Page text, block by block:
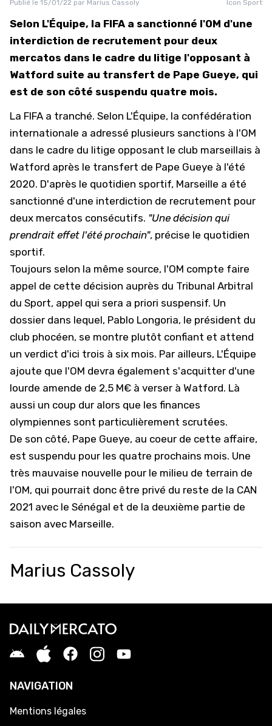
Publié le 15/01/22 par Marius Cassoly Icon Sport
Selon L'Équipe, la FIFA a sanctionné l'OM d'une
interdiction de recrutement pour deux
mercatos dans le cadre du litige l'opposant à
Watford suite au transfert de Pape Gueye, qui
est de son côté suspendu quatre mois.
La FIFA a tranché. Selon L'Équipe, la confédération
internationale a adressé plusieurs sanctions à l'OM
dans le cadre du litige opposant le club marseillais à
Watford après le transfert de Pape Gueye à l'été
2020. D'après le quotidien sportif, Marseille a été
sanctionné d'une interdiction de recrutement pour
deux mercatos consécutifs. "Une décision qui
prendrait effet l'été prochain", précise le quotidien
sportif.
Toujours selon la même source, l'OM compte faire
appel de cette décision auprès du Tribunal Arbitral
du Sport, appel qui sera a priori suspensif. Un
dossier dans lequel, Pablo Longoria, le président du
club phocéen, se montre plutôt confiant et attend
un verdict d'ici trois à six mois. Par ailleurs, L'Équipe
ajoute que l'OM devra également s'acquitter d'une
lourde amende de 2,5 M€ à verser à Watford. Là
aussi un coup dur alors que les finances
olympiennes sont particulièrement scrutées.
De son côté, Pape Gueye, au coeur de cette affaire,
est suspendu pour les quatre prochains mois. Une
très mauvaise nouvelle pour le milieu de terrain de
l'OM, qui pourrait donc être privé du reste de la CAN
2021 avec le Sénégal et de la deuxième partie de
saison avec Marseille.
Marius Cassoly
NAVIGATION
Mentions légales